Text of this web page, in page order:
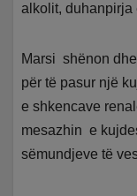
alkolit, duhanpirja
Marsi shënon
për të pasur një
e shkencave
mesazhin e
sëmundjeve të